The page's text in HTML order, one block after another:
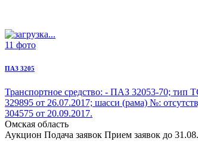
11 фото
ПАЗ 3205
Транспортное средство: - ПАЗ 32053-70; тип
329895 от 26.07.2017; шасси (рама) №:
304575 от 20.09.2017.
Омская область
Аукцион Подача заявок Прием заявок до